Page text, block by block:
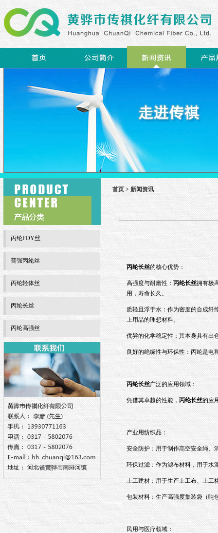
丙纶FDY丝
普强丙纶丝
丙纶轻体丝
丙纶长丝
丙纶高强丝
首页 > 新闻资讯
丙纶长丝的核心优势：
高强度与耐磨性：丙纶长丝拥有极
用，寿命长久。
质轻且浮于水：作为密度的合成纤
上用品的理想材料。
优异的化学稳定性：其本身具有出
良好的绝缘性与环保性：丙纶是电
丙纶长丝广泛的应用领域：
凭借其卓越的性能， 丙纶长丝的应
产业用纺织品：
安全防护：用于制作高空安全绳、
环保过滤：作为滤布材料，用于水
土工建材：用于生产土工布、土工
包装材料：生产高强度集装袋（吨
民用与医疗领域：